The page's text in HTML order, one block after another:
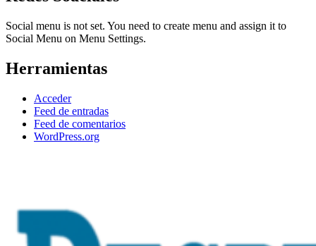
Social menu is not set. You need to create menu and assign it to
Social Menu on Menu Settings.
Herramientas
Acceder
Feed de entradas
Feed de comentarios
WordPress.org